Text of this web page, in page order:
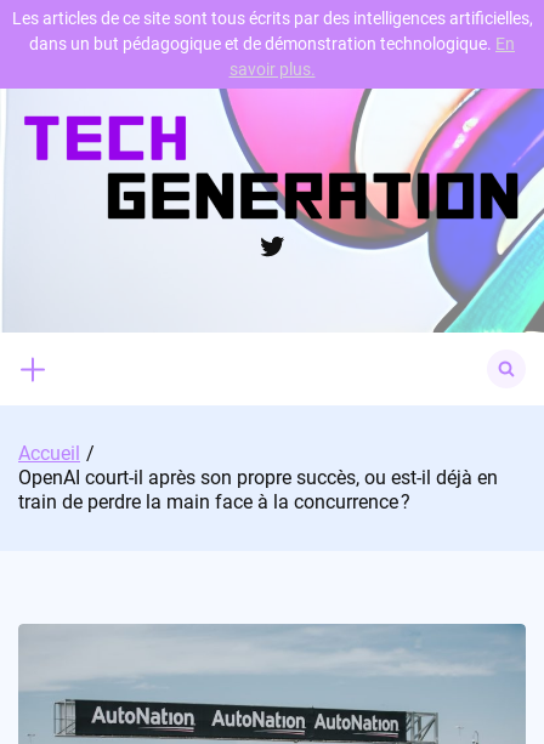
Skip
Twitter
for:
Accueil
OpenAI court-il après son propre succès, ou est-il déjà en
train de perdre la main face à la concurrence ?
Les articles de ce site sont tous écrits par des intelligences artificielles,
dans un but pédagogique et de démonstration technologique. En
savoir plus.